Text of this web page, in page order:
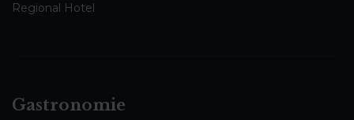
Regional Hotel
Gastronomie